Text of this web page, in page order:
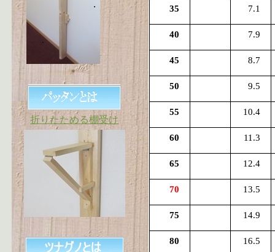
35 7.1
40 7.9
45 8.7
50 9.5
55 10.4
60 11.3
65 12.4
70 13.5
75 14.9
80 16.5
折りたためる棚受け